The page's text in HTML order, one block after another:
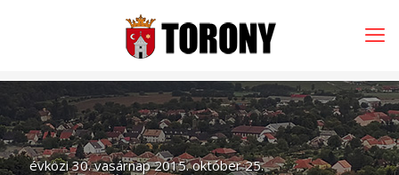
évközi 30. vasárnap 2015. október 25.